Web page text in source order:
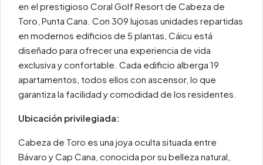
en el prestigioso Coral Golf Resort de Cabeza de
Toro, Punta Cana. Con 309 lujosas unidades repartidas
en modernos edificios de 5 plantas, Cáicu está
diseñado para ofrecer una experiencia de vida
exclusiva y confortable. Cada edificio alberga 19
apartamentos, todos ellos con ascensor, lo que
garantiza la facilidad y comodidad de los residentes.
Ubicación privilegiada:
Cabeza de Toro es una joya oculta situada entre
Bávaro y Cap Cana, conocida por su belleza natural,